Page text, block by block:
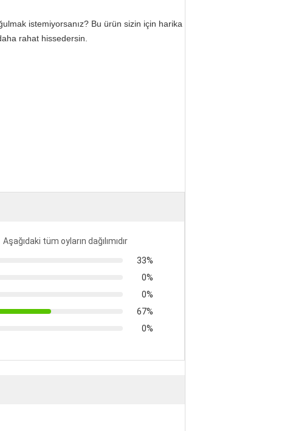
istemiyorsanız? Bu ürün sizin için harika
rahat hissedersin.
Aşağıdaki tüm oyların dağılımıdır
33%
0%
0%
67%
0%